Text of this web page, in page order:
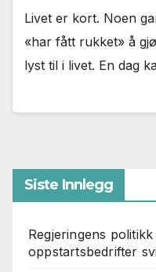
Livet er kort. Noen
«har fått rukket» å
lyst til i livet. En dag
Siste Innlegg
Regjeringens
oppstartsbedrifter